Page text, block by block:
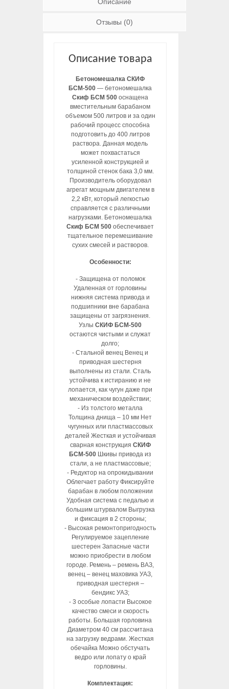
Отзывы (0)
Описание товара
Бетономешалка СКИФ
БСМ-500 — бетономешалка
Скиф БСМ 500 оснащена
вместительным барабаном
объемом 500 литров и за один
рабочий процесс способна
подготовить до 400 литров
раствора. Данная модель
может похвастаться
усиленной конструкцией и
толщиной стенок бака 3,0 мм.
Производитель оборудовал
агрегат мощным двигателем в
2,2 кВт, который легкостью
справляется с различными
нагрузками. Бетономешалка
Скиф БСМ 500 обеспечивает
тщательное перемешивание
сухих смесей и растворов.
Особенности:
- Защищена от поломок
Удаленная от горловины
нижняя система привода и
подшипники вне барабана
защищены от загрязнения.
УзлыСКИФ БСМ-500
остаются чистыми и служат
долго;
- Стальной венец Венец и
приводная шестерня
выполнены из стали. Сталь
устойчива к истиранию и не
лопается, как чугун даже при
механическом воздействии;
- Из толстого металла
Толщина днища – 10 мм Нет
чугунных или пластмассовых
деталей Жесткая и устойчивая
сварная конструкция СКИФ
БСМ-500 Шкивы привода из
стали, а не пластмассовые;
- Редуктор на опрокидывании
Облегчает работу Фиксируйте
барабан в любом положении
Удобная система с педалью и
большим штурвалом Выгрузка
и фиксация в 2 стороны;
- Высокая ремонтопригодность
Регулируемое зацепление
шестерен Запасные части
можно приобрести в любом
городе. Ремень – ремень ВАЗ,
венец – венец маховика УАЗ,
приводная шестерня –
бендикс УАЗ;
- 3 особые лопасти Высокое
качество смеси и скорость
работы. Большая горловина
Диаметром 40 см рассчитана
на загрузку ведрами. Жесткая
обечайка Можно обстучать
ведро или лопату о край
горловины.
Комплектация: